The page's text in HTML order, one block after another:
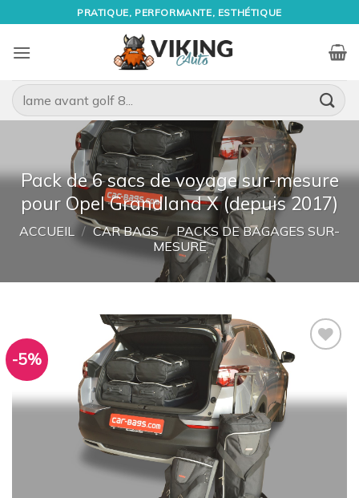
au
contenu
PRATIQUE, PERFORMANTE, ESTHÉTIQUE
Recherche
pour :
Pack de 6 sacs de voyage sur-mesure
pour Opel Grandland X (depuis 2017)
ACCUEIL / CAR BAGS / PACKS DE BAGAGES SUR-
MESURE
-5%
wishlist